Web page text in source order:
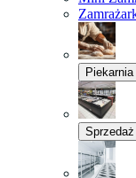
Piekarnia